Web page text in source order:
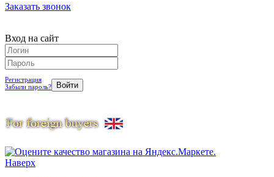
Заказать звонок
Вход на сайт
Регистрация
Забыли пароль?
Наверх